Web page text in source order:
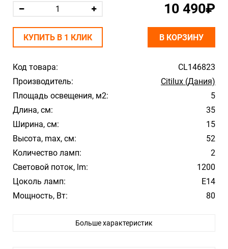
Код товара:
CL146823
Производитель:
Citilux (Дания)
Площадь освещения, м2:
5
Длина, см:
35
Ширина, см:
15
Высота, max, см:
52
Количество ламп:
2
Световой поток, lm:
1200
Цоколь ламп:
E14
Мощность, Вт:
80
Цвет плафона/абажура:Больше характеристик
10 490₽
КУПИТЬ В 1 КЛИК В КОРЗИНУ